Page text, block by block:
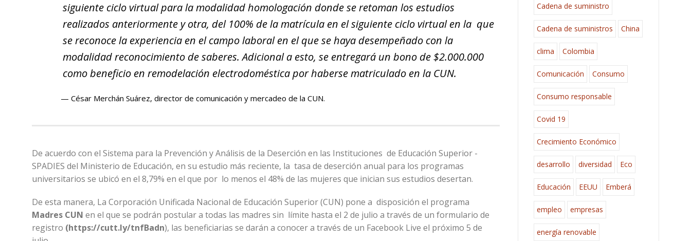
siguiente ciclo virtual para la modalidadhomologación donde se retoman los estudios
realizados anteriormente y otra, del 100% de la matrícula en el siguiente ciclo virtual en la que
se reconoce la experiencia en el campo laboral en el que se haya desempeñado con la
modalidadreconocimiento de saberes. Adicional a esto, se entregará un bono de $2.000.000
como beneficio en remodelación electrodoméstica por haberse matriculado en la CUN.
César Merchán Suárez, director de comunicación y mercadeo de la CUN.
De acuerdo con el Sistema para la Prevención y Análisis de la Deserción en las Instituciones de Educación Superior -
SPADIES del Ministerio de Educación, en su estudio más reciente, la tasa de deserción anual para los programas
universitarios se ubicó en el 8,79% en el que por lo menos el 48% de las mujeres que inician sus estudios desertan.
De esta manera, La Corporación Unificada Nacional de Educación Superior (CUN) pone a disposición el programa
Madres CUN en el que se podrán postular a todas las madres sin límite hasta el 2 de julio a través de un formulario de
registro (https://cutt.ly/tnfBadn), las beneficiarias se darán a conocer a través de un Facebook Live el próximo 5 de
Cadena de suministro
Cadena de suministros China
clima Colombia
Comunicación Consumo
Consumo responsable
Covid 19
Crecimiento Económico
desarrollo diversidad Eco
Educación EEUU Emberá
empleo empresas
energía renovable